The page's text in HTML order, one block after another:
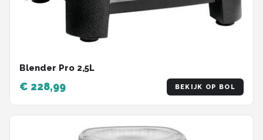
Blender Pro 2,5L
€ 228,99 BEKIJK OP BOL